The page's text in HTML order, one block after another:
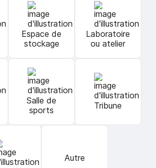
Espace de
stockage
Laboratoire
ou atelier
Salle de
sports
Tribune
Autre